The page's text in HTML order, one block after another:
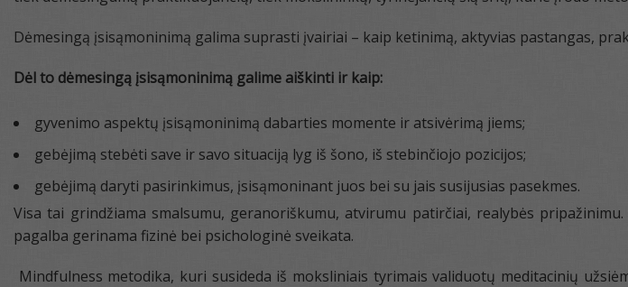
Dėmesingą įsisąmoninimą galima suprasti įvairiai – kaip ketinimą, aktyvias pastangas,
Dėl to dėmesingą įsisąmoninimą galime aiškinti ir kaip:
gyvenimo aspektų įsisąmoninimą dabarties momente ir atsivėrimą jiems;
gebėjimą stebėti save ir savo situaciją lyg iš šono, iš stebinčiojo pozicijos;
gebėjimą daryti pasirinkimus, įsisąmoninant juos bei su jais susijusias pasekmes.
Visa tai grindžiama smalsumu, geranoriškumu, atvirumu patirčiai, realybės
pagalba gerinama fizinė bei psichologinė sveikata.
Mindfulness metodika, kuri susideda iš moksliniais tyrimais validuotų meditacinių